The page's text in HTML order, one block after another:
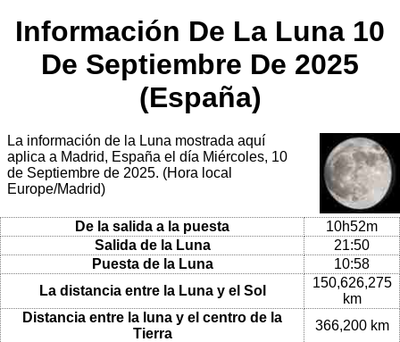
Información De La Luna 10
De Septiembre De 2025
(España)
La información de la Luna mostrada aquí
aplica a Madrid, España el día Miércoles, 10
de Septiembre de 2025. (Hora local
Europe/Madrid)
De la salida a la puesta
10h52m
Salida de la Luna
21:50
Puesta de la Luna
10:58
La distancia entre la Luna y el Sol
150,626,275
km
Distancia entre la luna y el centro de la
Tierra
366,200 km